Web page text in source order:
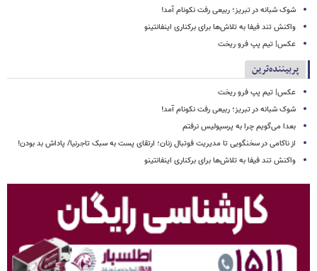
شوک شبانه در تبریز؛ ربیعی رفت نکونام آمد!
واکنش تند فیفا به تلاش‌ها برای برکناری اینفانتینو
عکس| تیم پپ فرو ریخت
پربیننده‌ترین
عکس| تیم پپ فرو ریخت
شوک شبانه در تبریز؛ ربیعی رفت نکونام آمد!
بعدا می‌گویم چرا به پرسپولیس نرفتم
از ناکامی در سخنگویی تا مدیریت فوتبال زنان؛ ارتقای پست به سبک تاجرنیا/ پاداش بد بودن!
واکنش تند فیفا به تلاش‌ها برای برکناری اینفانتینو